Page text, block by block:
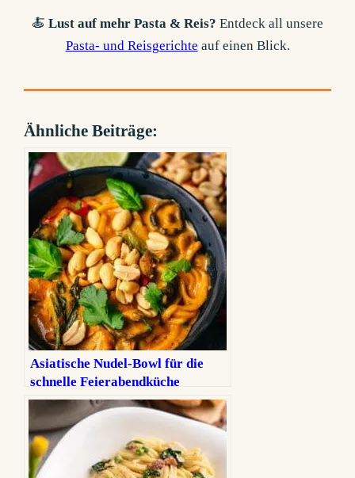
🍝 Lust auf mehr Pasta & Reis? Entdeck all unsere
Pasta- und Reisgerichte auf einen Blick.
Ähnliche Beiträge:
Asiatische Nudel-Bowl für die
schnelle Feierabendküche